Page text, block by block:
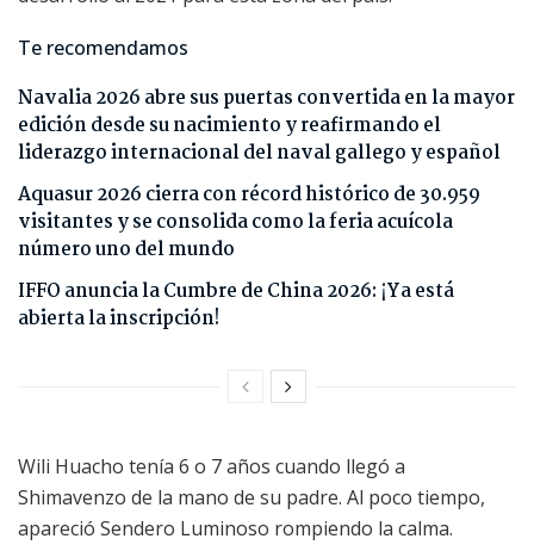
Te recomendamos
Navalia 2026 abre sus puertas convertida en la mayor
edición desde su nacimiento y reafirmando el
liderazgo internacional del naval gallego y español
Aquasur 2026 cierra con récord histórico de 30.959
visitantes y se consolida como la feria acuícola
número uno del mundo
IFFO anuncia la Cumbre de China 2026: ¡Ya está
abierta la inscripción!
Wili Huacho tenía 6 o 7 años cuando llegó a
Shimavenzo de la mano de su padre. Al poco tiempo,
apareció Sendero Luminoso rompiendo la calma.